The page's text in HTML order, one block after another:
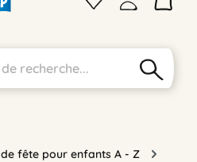
fête pour enfants A - Z